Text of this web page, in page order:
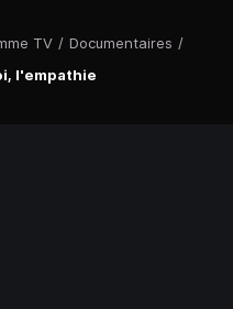
TV / Documentaires /
l'empathie